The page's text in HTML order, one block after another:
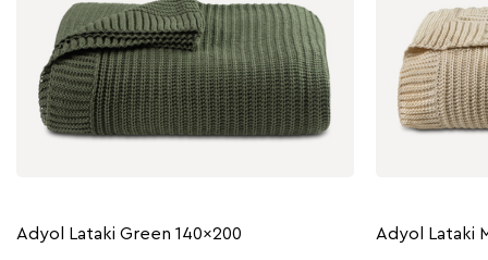
Adyol Lataki Green 140x200 Adyol Lataki